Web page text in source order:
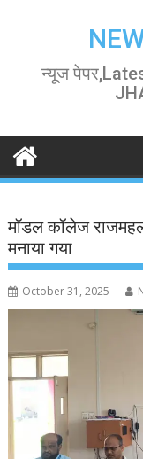
न्यूज
मॉडल कॉलेज
मनाया गया
October 31, 2025